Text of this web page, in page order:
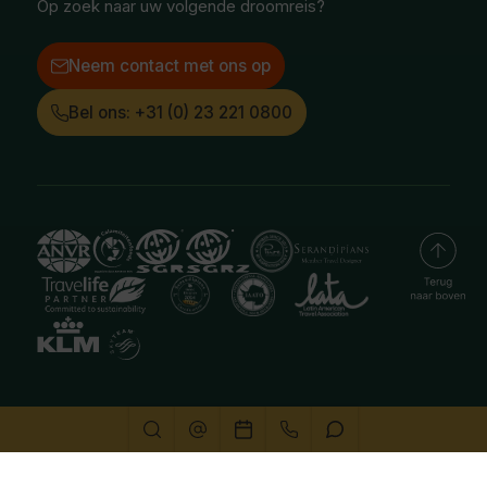
Op zoek naar uw volgende droomreis?
Neem contact met ons op
Bel ons: +31 (0) 23 221 0800